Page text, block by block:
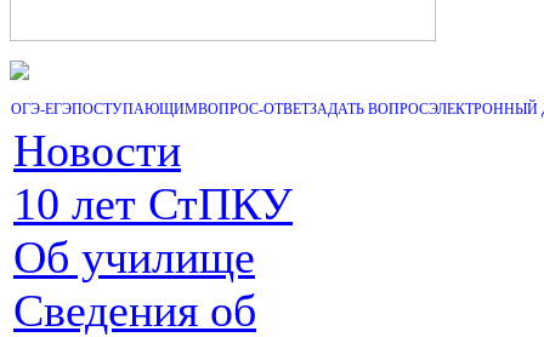
ОГЭ-ЕГЭПОСТУПАЮЩИМВОПРОС-ОТВЕТЗАДАТЬ ВОПРОСЭЛЕКТРОННЫЙ
Новости
10 лет СтПКУ
Об училище
Сведения об